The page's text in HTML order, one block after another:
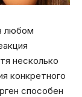
любом
несколько
конкретного
способен